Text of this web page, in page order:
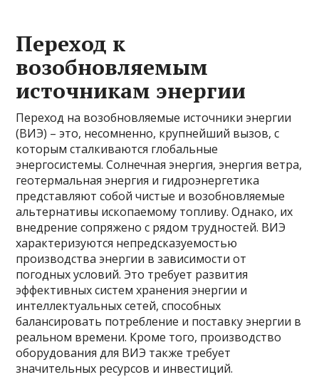
Переход к
возобновляемым
источникам энергии
Переход на возобновляемые источники энергии
(ВИЭ) – это, несомненно, крупнейший вызов, с
которым сталкиваются глобальные
энергосистемы. Солнечная энергия, энергия ветра,
геотермальная энергия и гидроэнергетика
представляют собой чистые и возобновляемые
альтернативы ископаемому топливу. Однако, их
внедрение сопряжено с рядом трудностей. ВИЭ
характеризуются непредсказуемостью
производства энергии в зависимости от
погодных условий. Это требует развития
эффективных систем хранения энергии и
интеллектуальных сетей, способных
балансировать потребление и поставку энергии в
реальном времени. Кроме того, производство
оборудования для ВИЭ также требует
значительных ресурсов и инвестиций.